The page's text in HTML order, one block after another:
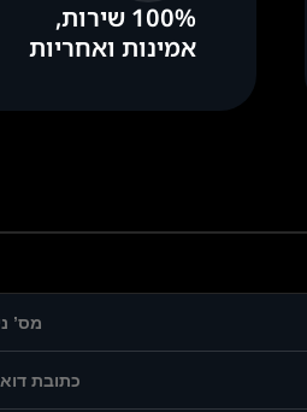
100% שירות,
אמינות ואחריות